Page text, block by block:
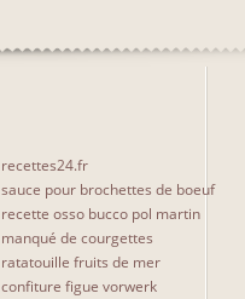
recettes24.fr
sauce pour brochettes de boeuf
recette osso bucco pol martin
manqué de courgettes
ratatouille fruits de mer
confiture figue vorwerk